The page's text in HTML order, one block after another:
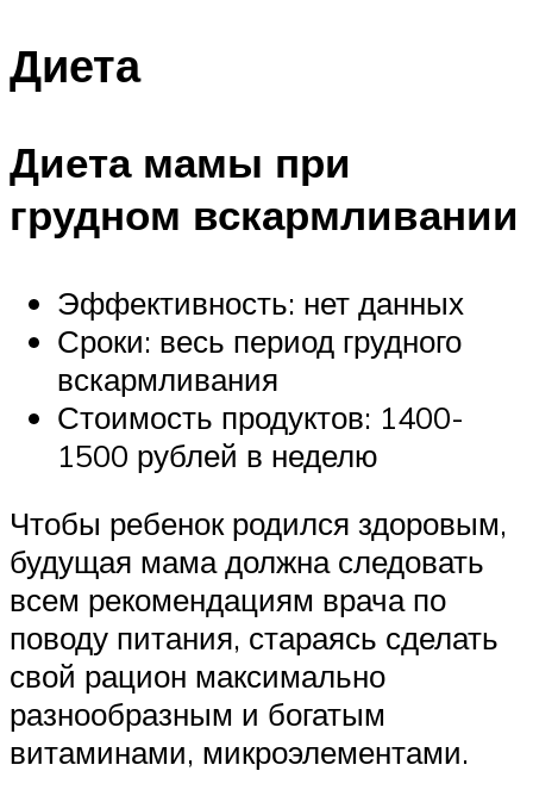
Диета
Диета мамы при
грудном вскармливании
Эффективность: нет данных
Сроки: весь период грудного
вскармливания
Стоимость продуктов: 1400-
1500 рублей в неделю
Чтобы ребенок родился здоровым,
будущая мама должна следовать
всем рекомендациям врача по
поводу питания, стараясь сделать
свой рацион максимально
разнообразным и богатым
витаминами, микроэлементами.